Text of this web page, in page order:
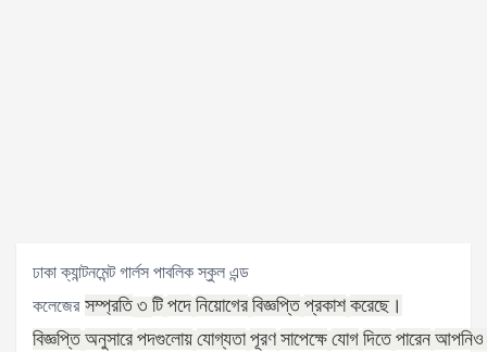
ঢাকা ক্যান্টনমেন্ট গার্লস পাবলিক স্কুল এন্ড
কলেজের সম্প্রতি ৩ টি পদে নিয়োগের বিজ্ঞপ্তি প্রকাশ করেছে।
বিজ্ঞপ্তি অনুসারে পদগুলোয় যোগ্যতা পূরণ সাপেক্ষে যোগ দিতে পারেন